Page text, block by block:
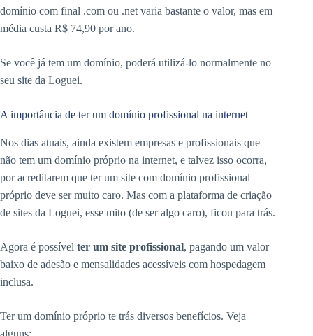
domínio com final .com ou .net varia bastante o valor, mas em
média custa R$ 74,90 por ano.
Se você já tem um domínio, poderá utilizá-lo normalmente no
seu site da Loguei.
A importância de ter um domínio profissional na internet
Nos dias atuais, ainda existem empresas e profissionais que
não tem um domínio próprio na internet, e talvez isso ocorra,
por acreditarem que ter um site com domínio profissional
próprio deve ser muito caro. Mas com a plataforma de criação
de sites da Loguei, esse mito (de ser algo caro), ficou para trás.
Agora é possível ter um site profissional, pagando um valor
baixo de adesão e mensalidades acessíveis com hospedagem
inclusa.
Ter um domínio próprio te trás diversos benefícios. Veja
alguns: